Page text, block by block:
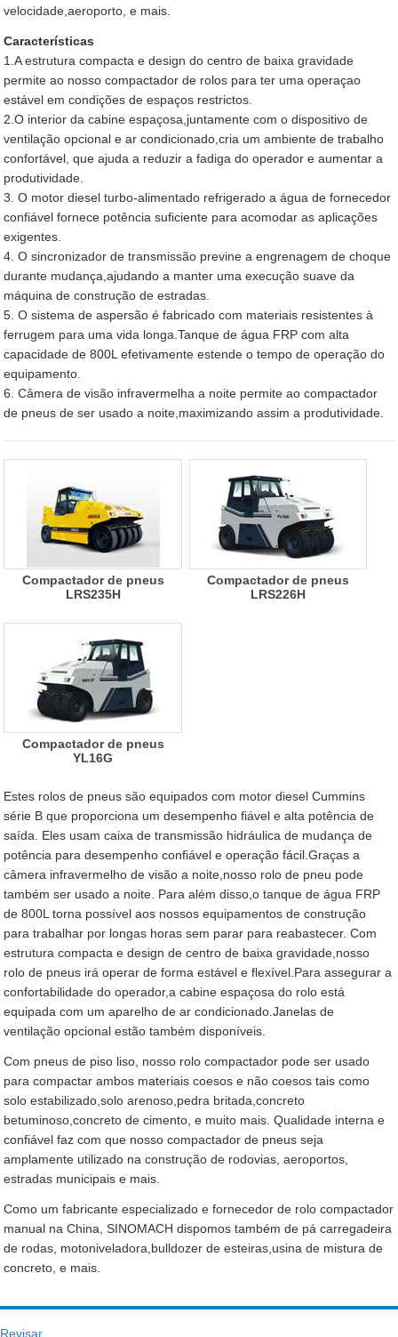
velocidade,aeroporto, e mais.
Características
1.A estrutura compacta e design do centro de baixa gravidade
permite ao nosso compactador de rolos para ter uma operaçao
estável em condições de espaços restrictos.
2.O interior da cabine espaçosa,juntamente com o dispositivo de
ventilação opcional e ar condicionado,cria um ambiente de trabalho
confortável, que ajuda a reduzir a fadiga do operador e aumentar a
produtividade.
3. O motor diesel turbo-alimentado refrigerado a água de fornecedor
confiável fornece potência suficiente para acomodar as aplicações
exigentes.
4. O sincronizador de transmissão previne a engrenagem de choque
durante mudança,ajudando a manter uma execução suave da
máquina de construção de estradas.
5. O sistema de aspersão é fabricado com materiais resistentes à
ferrugem para uma vida longa.Tanque de água FRP com alta
capacidade de 800L efetivamente estende o tempo de operação do
equipamento.
6. Câmera de visão infravermelha a noite permite ao compactador
de pneus de ser usado a noite,maximizando assim a produtividade.
Compactador de pneus
LRS235H
Compactador de pneus
LRS226H
Compactador de pneus
YL16G
Estes rolos de pneus são equipados com motor diesel Cummins
série B que proporciona um desempenho fiável e alta potência de
saída. Eles usam caixa de transmissão hidráulica de mudança de
potência para desempenho confiável e operação fácil.Graças a
câmera infravermelho de visão a noite,nosso rolo de pneu pode
também ser usado a noite. Para além disso,o tanque de água FRP
de 800L torna possível aos nossos equipamentos de construção
para trabalhar por longas horas sem parar para reabastecer. Com
estrutura compacta e design de centro de baixa gravidade,nosso
rolo de pneus irá operar de forma estável e flexível.Para assegurar a
confortabilidade do operador,a cabine espaçosa do rolo está
equipada com um aparelho de ar condicionado.Janelas de
ventilação opcional estão também disponíveis.
Com pneus de piso liso, nosso rolo compactador pode ser usado
para compactar ambos materiais coesos e não coesos tais como
solo estabilizado,solo arenoso,pedra britada,concreto
betuminoso,concreto de cimento, e muito mais. Qualidade interna e
confiável faz com que nosso compactador de pneus seja
amplamente utilizado na construção de rodovias, aeroportos,
estradas municipais e mais.
Como um fabricante especializado e fornecedor de rolo compactador
manual na China, SINOMACH dispomos também de pá carregadeira
de rodas, motoniveladora,bulldozer de esteiras,usina de mistura de
concreto, e mais.
Revisar